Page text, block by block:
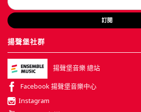
訂閱
揚聲堡社群
揚聲堡音樂 總站
Facebook 揚聲堡音樂中心
Instagram